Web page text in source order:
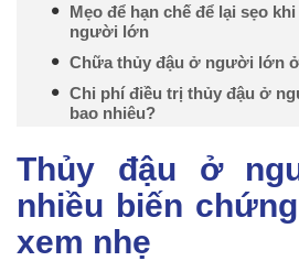
Mẹo để hạn chế để lại sẹo
người lớn
Chữa thủy đậu ở người lớn
Chi phí điều trị thủy đậu ở
bao nhiêu?
Thủy đậu ở
nhiều biến
xem nhẹ